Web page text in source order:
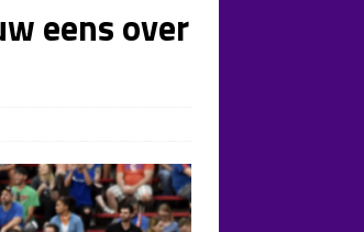
eens over